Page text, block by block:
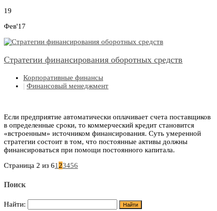
19
Фев'17
Стратегии финансирования оборотных средств
Корпоративные финансы
| Финансовый менеджмент
Если предприятие автоматически оплачивает счета поставщиков
в определенные сроки, то коммерческий кредит становится
«встроенным» источником финансирования. Суть умеренной
стратегии состоит в том, что постоянные активы должны
финансироваться при помощи постоянного капитала.
Страница 2 из 6123456
Поиск
Найти: